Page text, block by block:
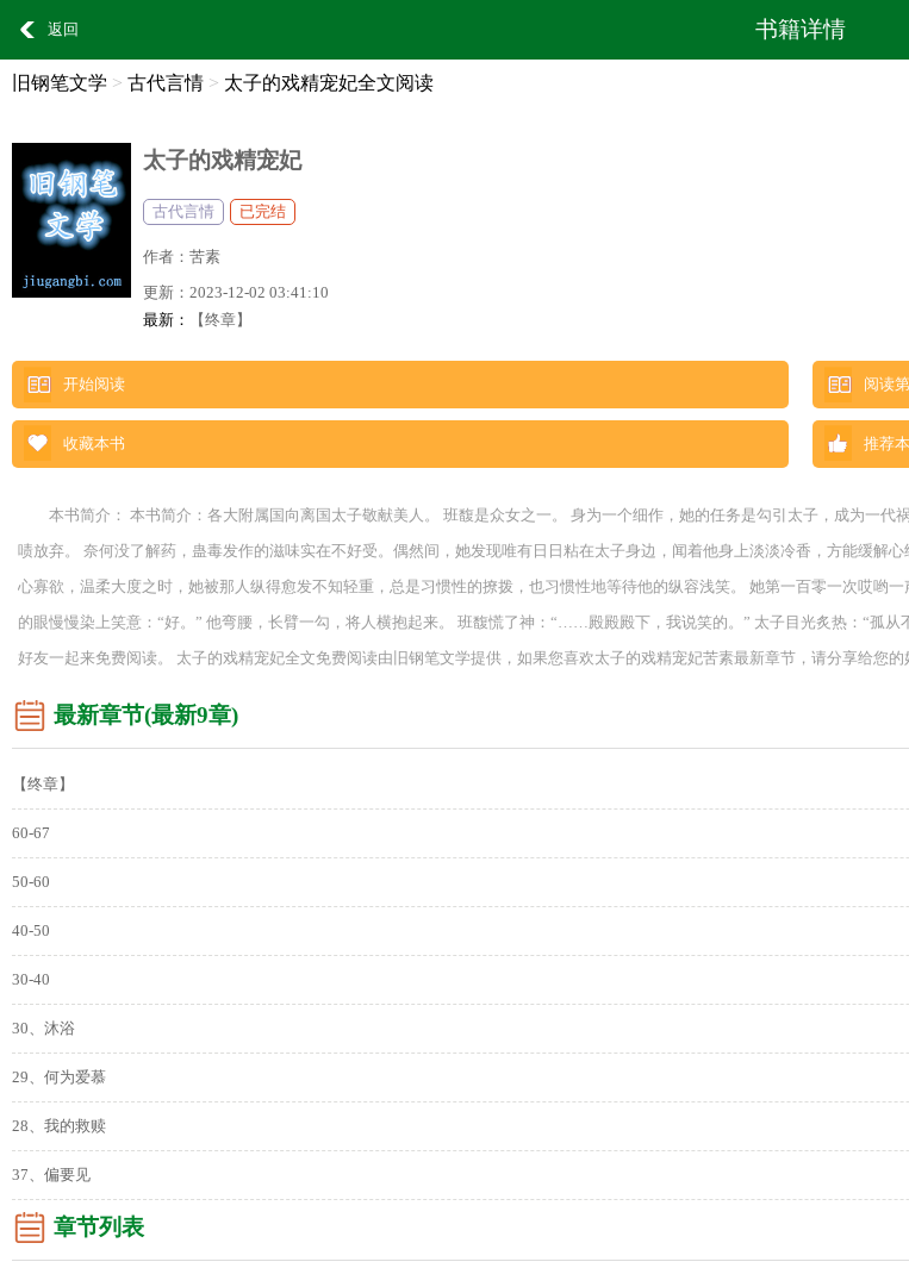
返回 书籍详情
旧钢笔文学 > 古代言情 > 太子的戏精宠妃全文阅读
太子的戏精宠妃
古代言情 已完结
作者： 苦素
更新： 2023-12-02 03:41:10
最新：
【终章】
开始阅读 阅读
收藏本书 推荐
本书简介： 本书简介：各大附属国向离国太子敬献美人。 班馥是众女之一。 身为一个细作，她的任务是勾引太子，成为一
啧放弃。 奈何没了解药，蛊毒发作的滋味实在不好受。偶然间，她发现唯有日日粘在太子身边，闻着他身上淡淡冷香，方能缓
心寡欲，温柔大度之时，她被那人纵得愈发不知轻重，总是习惯性的撩拨，也习惯性地等待他的纵容浅笑。 她第一百零一次哎哟
的眼慢慢染上笑意：“好。” 他弯腰，长臂一勾，将人横抱起来。 班馥慌了神：“……殿殿殿下，我说笑的。” 太子目光炙热：“孤
好友一起来免费阅读。 太子的戏精宠妃全文免费阅读由旧钢笔文学提供，如果您喜欢太子的戏精宠妃苦素最新章节，请分享给您的
最新章节(最新9章)
【终章】
60-67
50-60
40-50
30-40
30、沐浴
29、何为爱慕
28、我的救赎
37、偏要见
章节列表